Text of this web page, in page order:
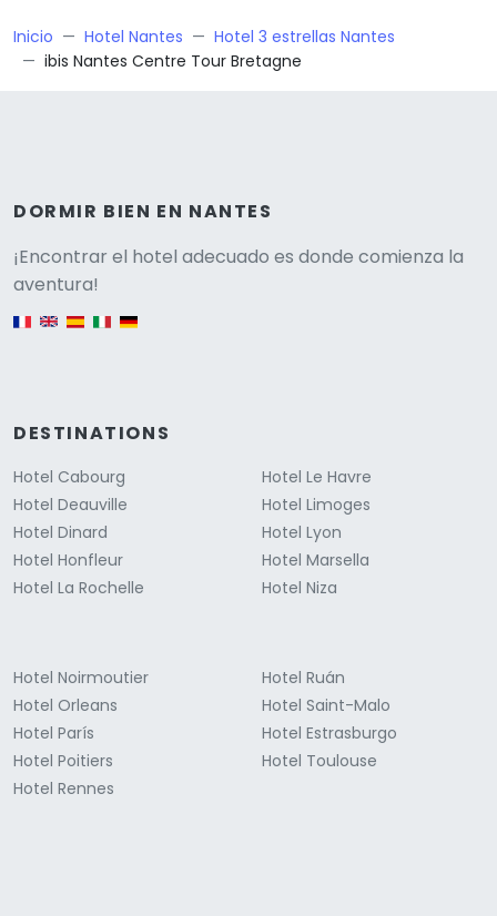
Inicio Hotel Nantes
Hotel 3 estrellas Nantes
ibis Nantes Centre Tour Bretagne
DORMIR BIEN EN NANTES
¡Encontrar el hotel adecuado es donde comienza la
aventura!
English version
DESTINATIONS
Hotel Cabourg
Hotel Deauville
Hotel Dinard
Hotel Honfleur
Hotel La Rochelle
Hotel Le Havre
Hotel Limoges
Hotel Lyon
Hotel Marsella
Hotel Niza
Hotel Noirmoutier
Hotel Orleans
Hotel París
Hotel Poitiers
Hotel Rennes
Hotel Ruán
Hotel Saint-Malo
Hotel Estrasburgo
Hotel Toulouse